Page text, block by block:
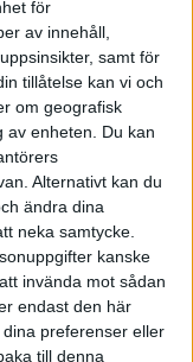
för
av innehåll,
samt för
tillåtelse kan vi och
om geografisk
av enheten. Du kan
Alternativt kan du
ändra dina
neka samtycke.
kanske
invända mot sådan
endast den här
preferenser eller
till denna
får ett
inte
en kort
Även om det
det en hel
bara har 15
vad säger
fångar
kontakt eller